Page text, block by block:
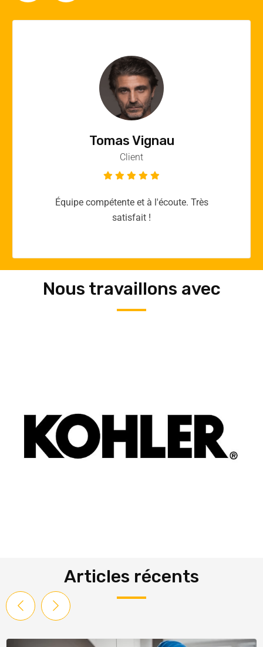
Vincent Quere
Client
Merci yellow365.work pour votre expertise!
Nous travaillons avec
Articles récents